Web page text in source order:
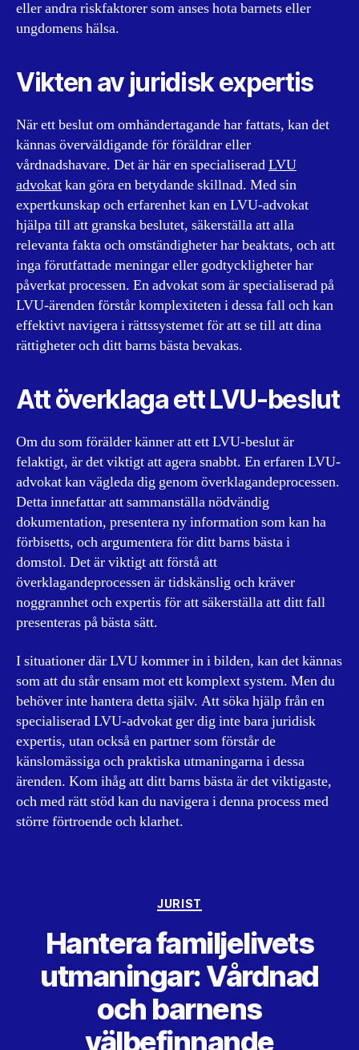
eller andra riskfaktorer som anses hota barnets eller
ungdomens hälsa.
Vikten av juridisk expertis
När ett beslut om omhändertagande har fattats, kan det
kännas överväldigande för föräldrar eller
vårdnadshavare. Det är här en specialiseradLVU
advokatkan göra en betydande skillnad. Med sin
expertkunskap och erfarenhet kan en LVU-advokat
hjälpa till att granska beslutet, säkerställa att alla
relevanta fakta och omständigheter har beaktats, och att
inga förutfattade meningar eller godtyckligheter har
påverkat processen. En advokat som är specialiserad på
LVU-ärenden förstår komplexiteten i dessa fall och kan
effektivt navigera i rättssystemet för att se till att dina
rättigheter och ditt barns bästa bevakas.
Att överklaga ett LVU-beslut
Om du som förälder känner att ett LVU-beslut är
felaktigt, är det viktigt att agera snabbt. En erfaren LVU-
advokat kan vägleda dig genom överklagandeprocessen.
Detta innefattar att sammanställa nödvändig
dokumentation, presentera ny information som kan ha
förbisetts, och argumentera för ditt barns bästa i
domstol. Det är viktigt att förstå att
överklagandeprocessen är tidskänslig och kräver
noggrannhet och expertis för att säkerställa att ditt fall
presenteras på bästa sätt.
I situationer där LVU kommer in i bilden, kan det kännas
som att du står ensam mot ett komplext system. Men du
behöver inte hantera detta själv. Att söka hjälp från en
specialiserad LVU-advokat ger dig inte bara juridisk
expertis, utan också en partner som förstår de
känslomässiga och praktiska utmaningarna i dessa
ärenden. Kom ihåg att ditt barns bästa är det viktigaste,
och med rätt stöd kan du navigera i denna process med
större förtroende och klarhet.
Kategorier
JURIST
Hantera familjelivets
utmaningar: Vårdnad
och barnens
välbefinnande